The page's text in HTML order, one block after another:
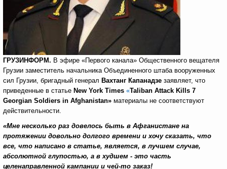
ГРУЗИНФОРМ. В эфире «Первого канала» Общественного вещателя
Грузии заместитель начальника Объединенного штаба вооруженных
сил Грузии, бригадный генерал Вахтанг Капанадзе заявляет, что
приведенные в статье New York Times «Taliban Attack Kills 7
Georgian Soldiers in Afghanistan» материалы не соответствуют
действительности.
«Мне несколько раз довелось быть в Афганистане на
протяжении довольно долгого времени и хочу сказать, что
все, что написано в статье, является, в лучшем случае,
абсолютной глупостью, а в худшем - это часть
целенаправленной кампании и чей-то заказ!